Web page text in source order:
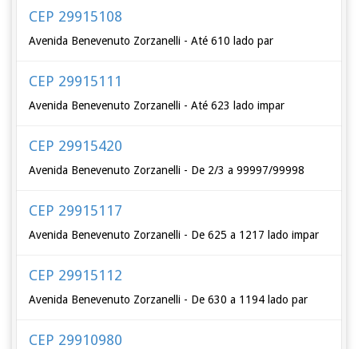
CEP 29915108
Avenida Benevenuto Zorzanelli - Até 610 lado par
CEP 29915111
Avenida Benevenuto Zorzanelli - Até 623 lado impar
CEP 29915420
Avenida Benevenuto Zorzanelli - De 2/3 a 99997/99998
CEP 29915117
Avenida Benevenuto Zorzanelli - De 625 a 1217 lado impar
CEP 29915112
Avenida Benevenuto Zorzanelli - De 630 a 1194 lado par
CEP 29910980